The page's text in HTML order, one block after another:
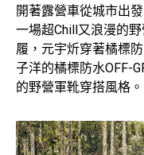
開著露營車從城市出
一場超Chill又浪漫的
履，元宇炘穿著橘標
子洋的橘標防水OFF-
的野營軍靴穿搭風格。